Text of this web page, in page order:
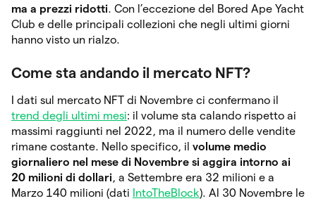
ma a prezzi ridotti. Con l’eccezione del Bored Ape Yacht
Club e delle principali collezioni che negli ultimi giorni
hanno visto un rialzo.
Come sta andando il mercato NFT?
I dati sul mercato NFT di Novembre ci confermano il
trend degli ultimi mesi: il volume sta calando rispetto ai
massimi raggiunti nel 2022, ma il numero delle vendite
rimane costante. Nello specifico, il volume medio
giornaliero nel mese di Novembre si aggira intorno ai
20 milioni di dollari, a Settembre era 32 milioni e a
Marzo 140 milioni (dati IntoTheBlock). Al 30 Novembre le